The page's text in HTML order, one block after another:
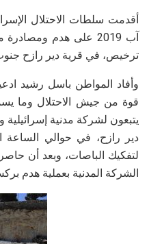
آب 2019 على هدم
ترخيص، في قرية دير رازح
وأفاد المواطن باسل رشيد
قوة من جيش الاحتلال وما
يتبعون لشركة مدنية
دير رازح، في حوالي الساعة
لتفكيك الباصات، وبعد أن
الشركة المدنية بعملية هدم